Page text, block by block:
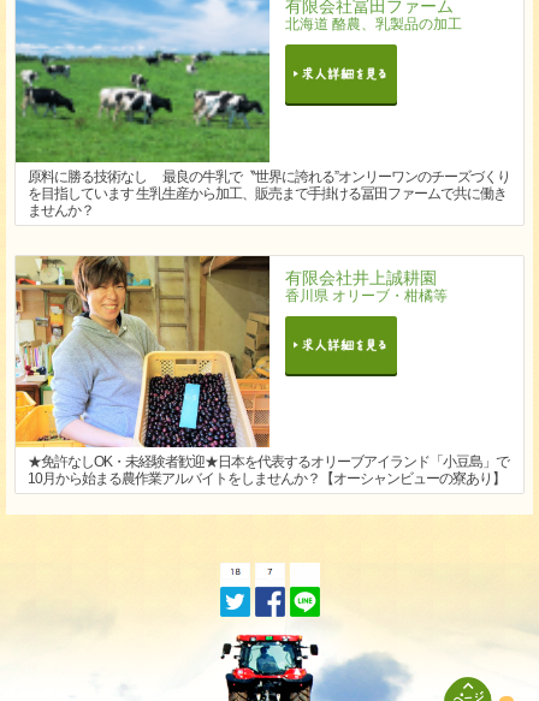
有限会社冨田ファーム
北海道 酪農、乳製品の加工
原料に勝る技術なし 最良の牛乳で〝世界に誇れる”オンリーワンのチーズづくり
を目指しています 生乳生産から加工、販売まで手掛ける冨田ファームで共に働き
ませんか？
有限会社井上誠耕園
香川県 オリーブ・柑橘等
★免許なしOK・未経験者歓迎★日本を代表するオリーブアイランド「小豆島」で
10月から始まる農作業アルバイトをしませんか？【オーシャンビューの寮あり】